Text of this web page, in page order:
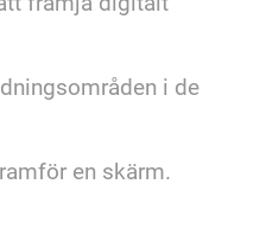
i de
en skärm.